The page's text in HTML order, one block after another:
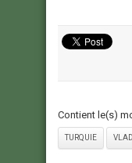
Contient le(s)
TURQUIE